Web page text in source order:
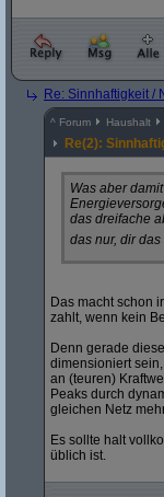
Re: Sinnhaftigkeit /
^ Forum Haushalt
Re(2):
Was aber
das dreifache
das nur, dir
Das macht schon
zahlt, wenn kein
Denn gerade
dimensioniert
an (teuren)
Peaks durch
gleichen Netz
Es sollte halt
üblich ist.